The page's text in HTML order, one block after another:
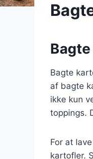
Bagte
af bagte
ikke kun
toppings.
For at
kartofler.